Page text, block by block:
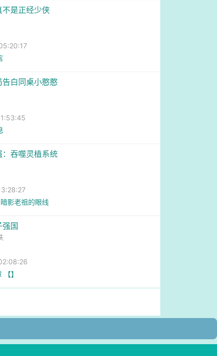
是正经少侠
白同桌小憨憨
吞噬灵植系统
影老祖的眼线
国
】